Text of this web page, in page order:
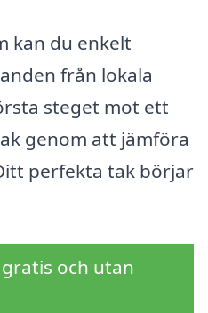
kan du enkelt
från lokala
steget mot ett
genom att jämföra
perfekta tak börjar
och utan